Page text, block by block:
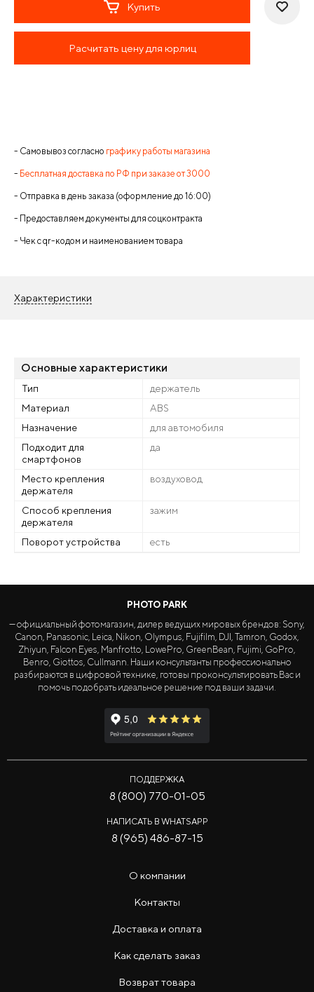
Купить
Расчитать цену для юрлиц
- Самовывоз согласно графику работы магазина
- Бесплатная доставка по РФ при заказе от 3000
- Отправка в день заказа (оформление до 16:00)
- Предоставляем документы для соцконтракта
- Чек с qr-кодом и наименованием товара
Характеристики
Основные характеристики
Тип
держатель
Материал
ABS
Назначение
для автомобиля
Подходит для
смартфонов
да
Место крепления
держателя
воздуховод
Способ крепления
держателя
зажим
Поворот устройства есть
PHOTO PARK
— официальный фотомагазин, дилер ведущих мировых брендов: Sony,
Canon, Panasonic, Leica, Nikon, Olympus, Fujifilm, DJI, Tamron, Godox,
Zhiyun, Falcon Eyes, Manfrotto, LowePro, GreenBean, Fujimi, GoPro,
Benro, Giottos, Cullmann. Наши консультанты профессионально
разбираются в цифровой технике, готовы проконсультировать Вас и
помочь подобрать идеальное решение под ваши задачи.
ПОДДЕРЖКА
8 (800) 770-01-05
НАПИСАТЬ В WHATSAPP
8 (965) 486-87-15
О компании
Контакты
Доставка и оплата
Как сделать заказ
Возврат товара